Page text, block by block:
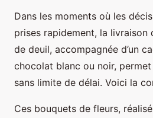
Dans les moments où les
prises rapidement, la livraison
de deuil, accompagnée d’un
chocolat blanc ou noir, permet
sans limite de délai. Voici la
Ces bouquets de fleurs,